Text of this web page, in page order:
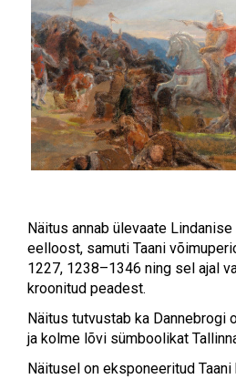
Näitus annab ülevaate
eelloost, samuti Taani
1227, 1238–1346 ning sel ajal
kroonitud peadest.
Näitus tutvustab ka Dannebrogi
ja kolme lõvi sümboolikat
Näitusel on eksponeeritud